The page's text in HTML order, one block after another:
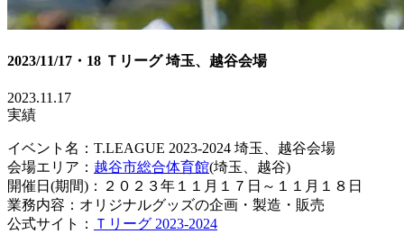
2023/11/17・18 Ｔリーグ 埼玉、越谷会場
2023.11.17
実績
イベント名：T.LEAGUE 2023-2024 埼玉、越谷会場
会場エリア： 越谷市総合体育館(埼玉、越谷)
開催日(期間)：２０２３年１１月１７日～１１月１８日
業務内容：オリジナルグッズの企画・製造・販売
公式サイト：
Ｔリーグ 2023-2024